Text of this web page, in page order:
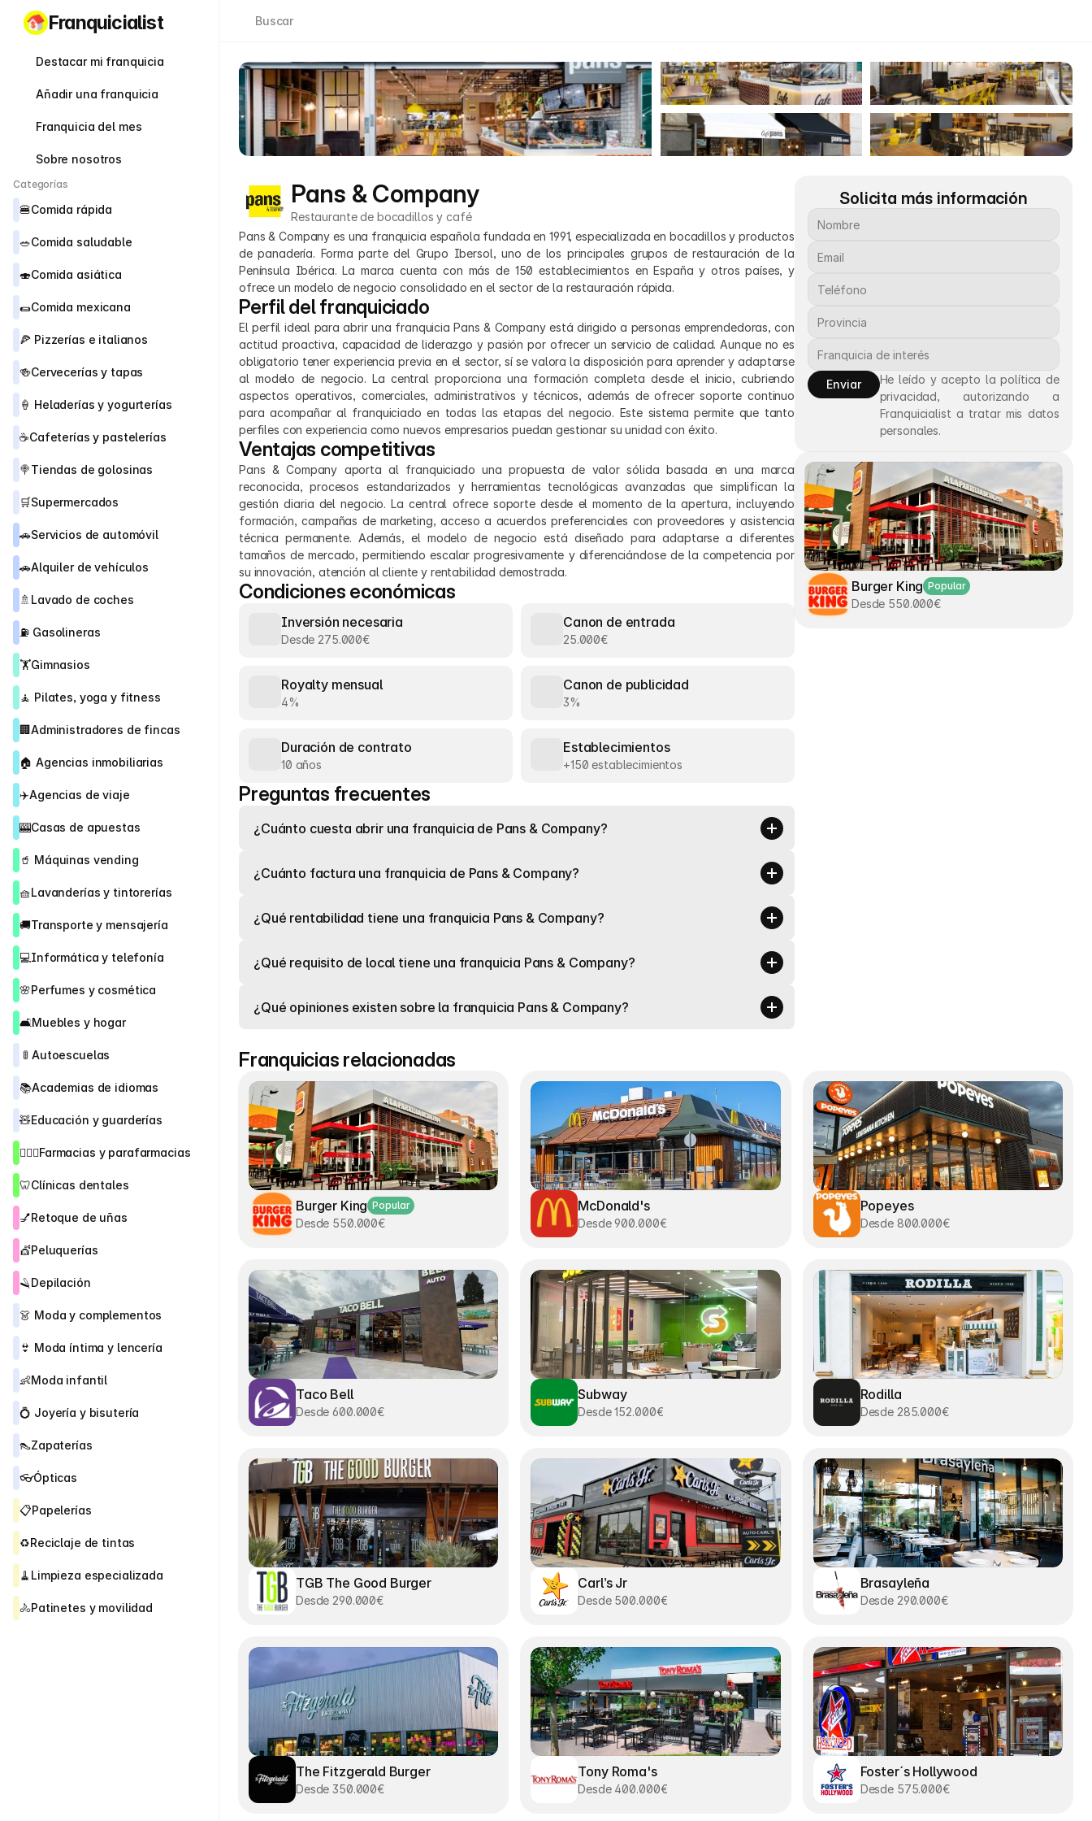
Franquicialist
Destacar mi franquicia
Añadir una franquicia
Franquicia del mes
Sobre nosotros
Categorías
🍔Comida rápida
🥗Comida saludable
🍣Comida asiática
🌯Comida mexicana
🍕 Pizzerías e italianos
🍻Cervecerías y tapas
🍦 Heladerías y yogurterías
☕Cafeterías y pastelerías
🍭Tiendas de golosinas
🛒Supermercados
🚗Servicios de automóvil
🚗Alquiler de vehículos
🚿 Lavado de coches
⛽ Gasolineras
🏋️Gimnasios
🧘 Pilates, yoga y fitness
🏢Administradores de fincas
🏠 Agencias inmobiliarias
✈️Agencias de viaje
🎰Casas de apuestas
🥤 Máquinas vending
🧺Lavanderías y tintorerías
🚚Transporte y mensajería
💻Informática y telefonía
🌸Perfumes y cosmética
🛋️Muebles y hogar
🚦 Autoescuelas
📚Academias de idiomas
🧸Educación y guarderías
👨🏻‍⚕️Farmacias y parafarmacias
🦷Clínicas dentales
💅Retoque de uñas
💇Peluquerías
🪒Depilación
👗 Moda y complementos
👙 Moda íntima y lencería
👶Moda infantil
💍 Joyería y bisutería
👠Zapaterías
👓Ópticas
📋Papelerías
♻️Reciclaje de tintas
🧹 Limpieza especializada
🚴Patinetes y movilidad
Buscar
Pans & Company
Restaurante de bocadillos y café
Pans & Company es una franquicia española fundada en 1991, especializada en bocadillos y productos
de panadería. Forma parte del Grupo Ibersol, uno de los principales grupos de restauración de la
Península Ibérica. La marca cuenta con más de 150 establecimientos en España y otros países, y
ofrece un modelo de negocio consolidado en el sector de la restauración rápida.​
Perfil del franquiciado
El perfil ideal para abrir una franquicia Pans & Company está dirigido a personas emprendedoras, con
actitud proactiva, capacidad de liderazgo y pasión por ofrecer un servicio de calidad. Aunque no es
obligatorio tener experiencia previa en el sector, sí se valora la disposición para aprender y adaptarse
al modelo de negocio. La central proporciona una formación completa desde el inicio, cubriendo
aspectos operativos, comerciales, administrativos y técnicos, además de ofrecer soporte continuo
para acompañar al franquiciado en todas las etapas del negocio. Este sistema permite que tanto
perfiles con experiencia como nuevos empresarios puedan gestionar su unidad con éxito.
Ventajas competitivas
Pans & Company aporta al franquiciado una propuesta de valor sólida basada en una marca
reconocida, procesos estandarizados y herramientas tecnológicas avanzadas que simplifican la
gestión diaria del negocio. La central ofrece soporte desde el momento de la apertura, incluyendo
formación, campañas de marketing, acceso a acuerdos preferenciales con proveedores y asistencia
técnica permanente. Además, el modelo de negocio está diseñado para adaptarse a diferentes
tamaños de mercado, permitiendo escalar progresivamente y diferenciándose de la competencia por
su innovación, atención al cliente y rentabilidad demostrada.
Condiciones económicas
Inversión necesaria
Desde 275.000€
Canon de entrada
25.000€
Royalty mensual
4%
Canon de publicidad
3%
Duración de contrato
10 años
Establecimientos
+150 establecimientos
Preguntas frecuentes
¿Cuánto cuesta abrir una franquicia de Pans & Company?
¿Cuánto factura una franquicia de Pans & Company?
¿Qué rentabilidad tiene una franquicia Pans & Company?
¿Qué requisito de local tiene una franquicia Pans & Company?
¿Qué opiniones existen sobre la franquicia Pans & Company?
Solicita más información
Enviar
He leído y acepto la política de
privacidad, autorizando a
Franquicialist a tratar mis datos
personales.
Burger King Popular
Desde 550.000€
Franquicias relacionadas
Burger King Popular
Desde 550.000€
McDonald's
Desde 900.000€
Popeyes
Desde 800.000€
Taco Bell
Desde 600.000€
Subway
Desde 152.000€
Rodilla
Desde 285.000€
TGB The Good Burger
Desde 290.000€
Carl’s Jr
Desde 500.000€
Brasayleña
Desde 290.000€
The Fitzgerald Burger
Desde 350.000€
Tony Roma's
Desde 400.000€
Foster´s Hollywood
Desde 575.000€